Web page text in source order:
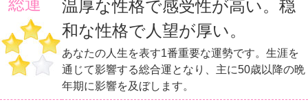
温厚な性格で感受性が高い。穏
和な性格で人望が厚い。
あなたの人生を表す1番重要な運勢です。生涯を
通じて影響する総合運となり、主に50歳以降の晩
年期に影響を及ぼします。